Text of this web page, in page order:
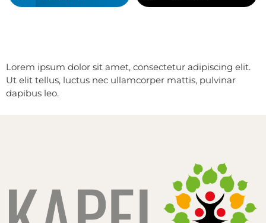
Lorem ipsum dolor sit amet, consectetur adipiscing elit.
Ut elit tellus, luctus nec ullamcorper mattis, pulvinar
dapibus leo.